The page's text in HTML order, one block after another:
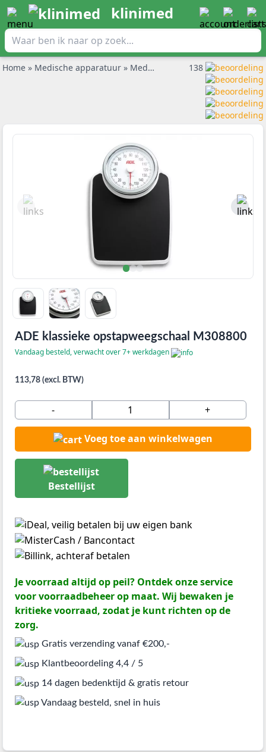
klinimed
Home » Medische apparatuur » Medische weegschalen »ADE
138
ADE klassieke opstapweegschaal M308800
Vandaag besteld, verwacht over 7+ werkdagen
113,78 (excl. BTW)
- +
Voeg toe aan winkelwagen
Bestellijst
Je voorraad altijd op peil? Ontdek onze service
voor voorraadbeheer op maat. Wij bewaken je
kritieke voorraad, zodat je kunt richten op de
zorg.
Gratis verzending vanaf €200,-
Klantbeoordeling 4,4 / 5
14 dagen bedenktijd & gratis retour
Vandaag besteld, snel in huis